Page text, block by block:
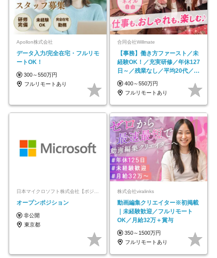
Apollon株式会社
データ入力/完全在宅・フルリモ
ートOK！
300～550万円
フルリモートあり
合同会社Willmate
【事務】働き方ファースト／未
経験OK！／充実研修／年休127
日～／残業なし／平均20代／リ
モートOK
400～550万円
フルリモートあり
日本マイクロソフト株式会社【ポジションマッチ登録】
オープンポジション
非公開
東京都
株式会社viralinks
動画編集クリエイター※初掲載
｜未経験歓迎／フルリモート
OK／月給32万＋賞与
350～1500万円
フルリモートあり